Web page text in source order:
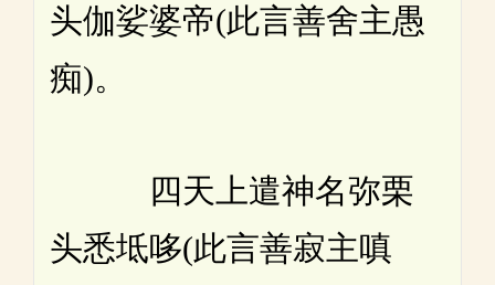
头伽娑婆帝(此言善舍主愚
痴)。
四天上遣神名弥栗
头悉坻哆(此言善寂主嗔